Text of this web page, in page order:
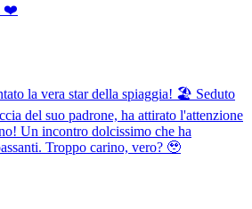
❤️
la vera star della spiaggia! 🏖️ Seduto
del suo padrone, ha attirato l'attenzione
Un incontro dolcissimo che ha
Troppo carino, vero? 🥹